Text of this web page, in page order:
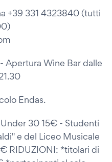
+39 331 4323840 (tutti
Apertura Wine Bar dalle
Endas.
30 15€ - Studenti
e del Liceo Musicale
RIDUZIONI: *titolari di